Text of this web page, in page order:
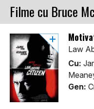
Filme cu Bruce
Law
Cu:
Gen: